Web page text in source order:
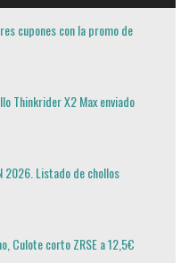
cupones con la promo de
Thinkrider X2 Max enviado
2026. Listado de chollos
Culote corto ZRSE a 12,5€